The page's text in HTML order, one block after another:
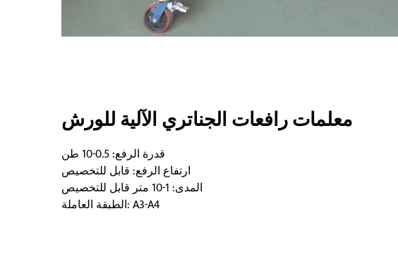
معلمات رافعات الجناتري الآلية للورش
قدرة الرفع: 0.5-10 طن
ارتفاع الرفع: قابل للتخصيص
المدى: 1-10 متر قابل للتخصيص
الطبقة العاملة: A3-A4